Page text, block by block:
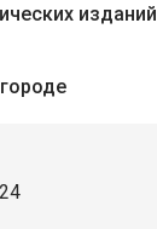
изданий